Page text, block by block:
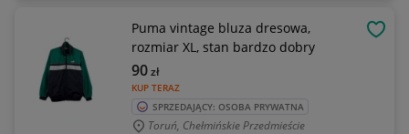
Puma vintage bluza dresowa,
rozmiar XL, stan bardzo dobry
KUP TERAZ
90zł
SPRZEDAJĄCY: OSOBA PRYWATNA
Toruń, Chełmińskie Przedmieście